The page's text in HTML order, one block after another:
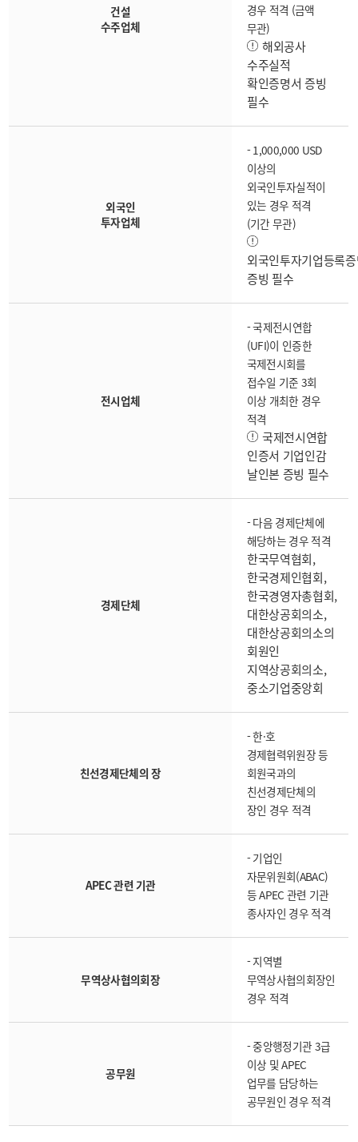
건설
수주업체
경우 적격 (금액
무관)
해외공사
수주실적
확인증명서 증빙
필수
외국인
투자업체
- 1,000,000 USD
이상의
외국인투자실적이
있는 경우 적격
(기간 무관)
외국인투자기업등록
증빙 필수
전시업체
- 국제전시연합
(UFI)이 인증한
국제전시회를
접수일 기준 3회
이상 개최한 경우
적격
국제전시연합
인증서 기업인감
날인본 증빙 필수
경제단체
- 다음 경제단체에
해당하는 경우 적격
한국무역협회,
한국경제인협회,
한국경영자총협회,
대한상공회의소,
대한상공회의소의
회원인
지역상공회의소,
중소기업중앙회
친선경제단체의 장
- 한·호
경제협력위원장 등
회원국과의
친선경제단체의
장인 경우 적격
APEC 관련 기관
- 기업인
자문위원회(ABAC)
등 APEC 관련 기관
종사자인 경우 적격
무역상사협의회장
- 지역별
무역상사협의회장인
경우 적격
공무원
- 중앙행정기관 3급
이상 및 APEC
업무를 담당하는
공무원인 경우 적격